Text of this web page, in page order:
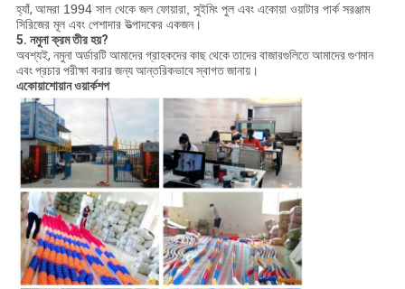
হ্যাঁ, আমরা 1994 সাল থেকে জল ফোয়ারা, সুইমিং পুল এবং একোয়া ওয়াটার পার্ক সরঞ্জাম
সিরিজের মূল এবং পেশাদার উত্পাদকের একজন।
5. নমুনা ক্রম তীর হয়?
অবশ্যই, নমুনা অর্ডারটি আমাদের গ্রাহকদের কাছ থেকে তাদের বাজারগুলিতে আমাদের গুণমান
এবং প্রচার পরীক্ষা করার জন্য আন্তরিকভাবে স্বাগত জানায়।
একোয়াশোয়ান ওয়ার্কশপ